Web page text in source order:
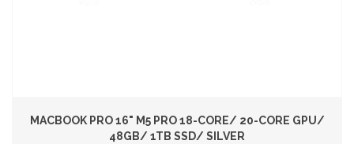
MACBOOK PRO 16" M5 PRO 18-CORE/ 20-CORE GPU/
48GB/ 1TB SSD/ SILVER